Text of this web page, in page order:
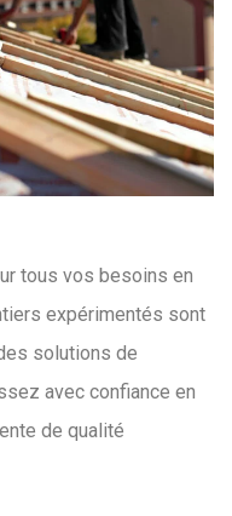
tous vos besoins en
expérimentés sont
solutions de
avec confiance en
de qualité